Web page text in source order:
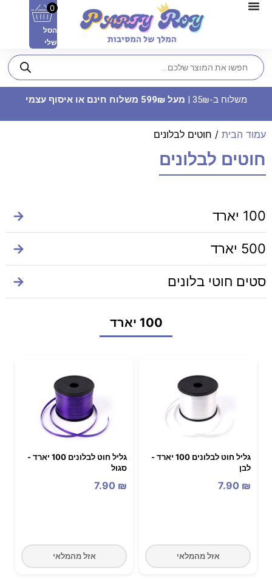
0
הסל
שלי
משלוח ב-35₪ | מעל 599₪ משלוח חינם או איסוף עצמי
עמוד הבית / חוטים לבלונים
חוטים לבלונים
100 יארד →
500 יארד →
סטים חוטי בלונים →
100 יארד
גליל חוט לבלונים 100 יארד -
לבן
7.90 ₪
אזל מהמלאי
גליל חוט לבלונים 100 יארד -
סגול
7.90 ₪
אזל מהמלאי